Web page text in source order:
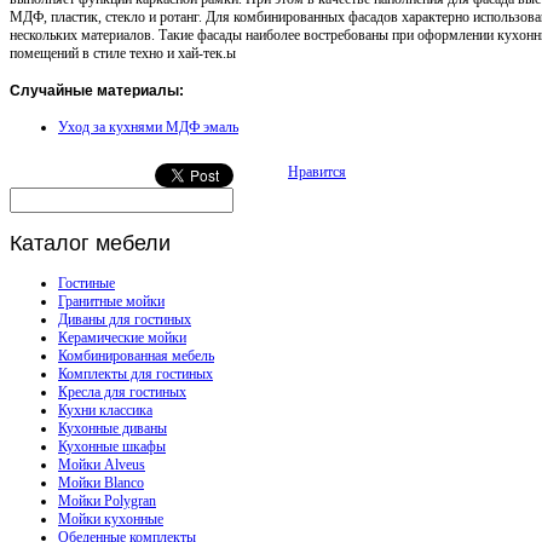
МДФ, пластик, стекло и ротанг. Для комбинированных фасадов характерно
нескольких материалов. Такие фасады наиболее востребованы при оформлении
помещений в стиле техно и хай-тек.ы
Случайные материалы:
Уход за кухнями МДФ эмаль
Нравится
Каталог мебели
Гостиные
Гранитные мойки
Диваны для гостиных
Керамические мойки
Комбинированная мебель
Комплекты для гостиных
Кресла для гостиных
Кухни классика
Кухонные диваны
Кухонные шкафы
Мойки Alveus
Мойки Blanco
Мойки Polygran
Мойки кухонные
Обеденные комплекты